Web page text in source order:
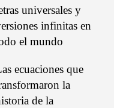
universales y
infinitas en
el mundo
ecuaciones que
la
de la